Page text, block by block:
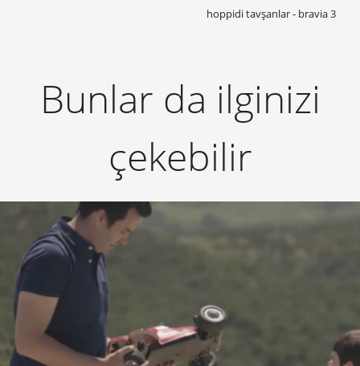
hoppidi tavşanlar - bravia 3
Bunlar da ilginizi
çekebilir